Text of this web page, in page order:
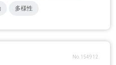
多様性
No.154912